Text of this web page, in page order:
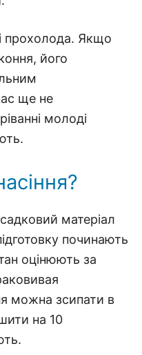
прохолода. Якщо
його
ще не
молоді
матеріал
починають
оцінюють за
можна зсипати в
на 10